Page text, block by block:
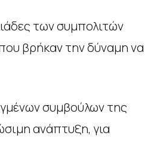
των συμπολιτών
βρήκαν την δύναμη να
συμβούλων της
ανάπτυξη, για